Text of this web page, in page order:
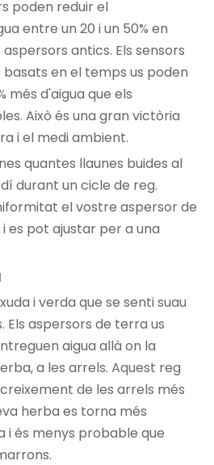
poden reduir el
entre un 20 i un 50% en
antics. Els sensors
en el temps us poden
més d'aigua que els
Això és una gran victòria
i el medi ambient.
quantes llaunes buides al
durant un cicle de reg.
el vostre aspersor de
es pot ajustar per a una
i verda que se senti suau
Els aspersors de terra us
aigua allà on la
a les arrels. Aquest reg
de les arrels més
herba es torna més
i és menys probable que